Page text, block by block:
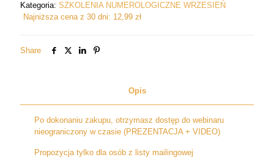
-
DATA
Kategoria: SZKOLENIA NUMEROLOGICZNE WRZESIEŃ
Najniższa cena z 30 dni: 12,99 zł
Share
Opis
Po dokonaniu zakupu, otrzymasz dostęp do webinaru
nieograniczony w czasie (PREZENTACJA + VIDEO)
Propozycja tylko dla osób z listy mailingowej